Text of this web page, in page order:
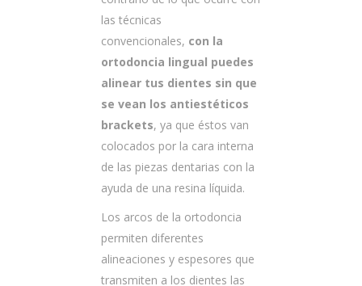
las técnicas
convencionales, con la
ortodoncia lingual puedes
alinear tus dientes sin que
se vean los antiestéticos
brackets, ya que éstos van
colocados por la cara interna
de las piezas dentarias con la
ayuda de una resina líquida.
Los arcos de la ortodoncia
permiten diferentes
alineaciones y espesores que
transmiten a los dientes las